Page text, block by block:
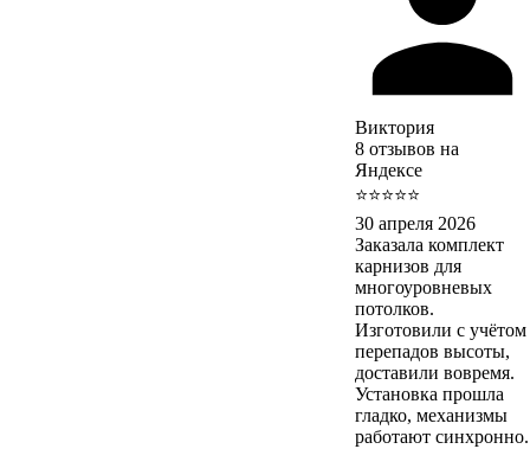
Виктория
8 отзывов на
Яндексе
⭐⭐⭐⭐⭐
30 апреля 2026
Заказала комплект
карнизов для
многоуровневых
потолков.
Изготовили с учётом
перепадов высоты,
доставили вовремя.
Установка прошла
гладко, механизмы
работают синхронно.